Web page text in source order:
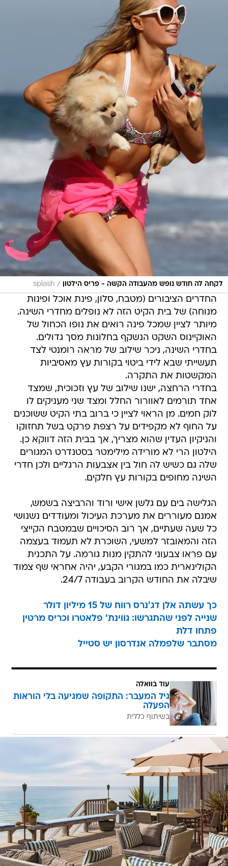
לקחה לה חודש נופש מהעבודה הקשה - פריס הילטון /
splash
החדרים הציבורים (מטבח, סלון, פינת אוכל ופינות
מנוחה) של בית הקיט הזה לא נופלים מחדרי השינה.
מיותר לציין שמכל פינה רואים את נופו הכחול של
האוקיינוס השקט הנשקף בחלונות מסך גדולים.
בחדרי השינה, ניכר שילוב של מראה רומנטי לצד
תעשייתי שבא לידי ביטוי בקורות עץ מאסיביות
המקשטות את התקרה.
בחדרי הרחצה, ישנו שילוב של עץ וזכוכית, שמצד
אחד תורמים לאוורור החלל ומצד שני מעניקים לו
לוק חמים. מן הראוי לציין כי ברוב בתי הקיט ששוכנים
על החוף לא מקפידים על רצפת פרקט בשל תחזוקו
והניקיון העדין שהוא מצריך, אך בבית הזה דווקא כן.
הילטון הרי לא מורידה מילימטר בסטנדרט המגורים
שלה גם כשיש לה חול בין אצבעות הרגליים ולכן חדרי
השינה מחופים בקורות עץ חלקים.
הגלישה בים עם גלשן אישי ורוד והרביצה בשמש,
אמנם מעוררים את מערכת העיכול ומעודדים נשנושי
כל שעה שעתיים, אך רוב הסיכויים שבמטבח הקייצי
הזה והמאובזר למשעי, השוכרת לא תעמוד בעצמה
עם פראו צבעוני להתקין מנות גורמה. על התכנית
הקולינארית כמו במגורי הקבע, יהיה אחראי שף צמוד
שיבלה את החודש הקרוב בעבודה 24/7.
כך עשתה אלן דג'נרס רווח של 15 מיליון דולר
שנייה לפני שהתגרשו: גווינת' פלאטרו וכריס מרטין
פתחו דלת
מסתבר שלפמלה אנדרסון יש סטייל
עוד בוואלה
גיל המעבר: התקופה שמגיעה בלי הוראות
הפעלה
בשיתוף כללית